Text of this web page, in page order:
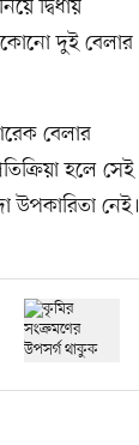
দ্বিধায়
দুই বেলার
বেলার
হলে সেই
উপকারিতা নেই।